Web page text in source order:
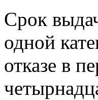
Срок
одной
отказе в